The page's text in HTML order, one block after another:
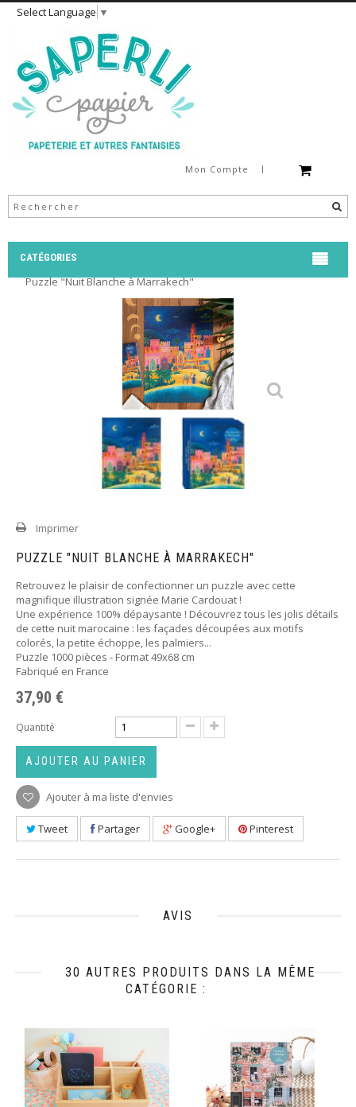
Select Language ▼
Mon Compte
CATÉGORIES
Puzzle "Nuit Blanche à Marrakech"
Imprimer
PUZZLE "NUIT BLANCHE À MARRAKECH"
Retrouvez le plaisir de confectionner un puzzle avec cette
magnifique illustration signée Marie Cardouat !
Une expérience 100% dépaysante ! Découvrez tous les jolis détails
de cette nuit marocaine : les façades découpées aux motifs
colorés, la petite échoppe, les palmiers...
Puzzle 1000 pièces - Format 49x68 cm
Fabriqué en France
37,90 €
Quantité
AJOUTER AU PANIER
Ajouter à ma liste d'envies
Tweet Partager Google+ Pinterest
AVIS
30 AUTRES PRODUITS DANS LA MÊME
CATÉGORIE :